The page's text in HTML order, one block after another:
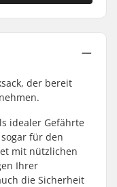
der bereit
idealer Gefährte
für den
mit nützlichen
Ihrer
die Sicherheit